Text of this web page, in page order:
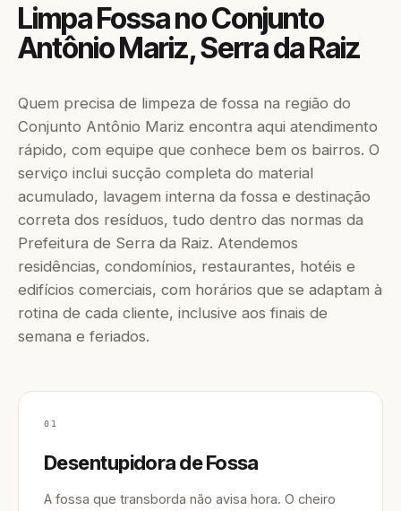
Limpa Fossa no Conjunto
Antônio Mariz, Serra da Raiz
Quem precisa de limpeza de fossa na região do
Conjunto Antônio Mariz encontra aqui atendimento
rápido, com equipe que conhece bem os bairros. O
serviço inclui sucção completa do material
acumulado, lavagem interna da fossa e destinação
correta dos resíduos, tudo dentro das normas da
Prefeitura de Serra da Raiz. Atendemos
residências, condomínios, restaurantes, hotéis e
edifícios comerciais, com horários que se adaptam à
rotina de cada cliente, inclusive aos finais de
semana e feriados.
01
Desentupidora de Fossa
A fossa que transborda não avisa hora. O cheiro